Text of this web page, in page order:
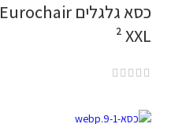
כסא גלגלים Eurochair
² XXL